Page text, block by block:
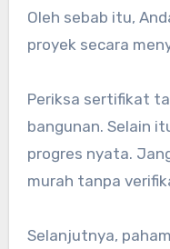
Oleh sebab itu,
proyek secara
Periksa sertifikat
bangunan. Selain
progres nyata.
murah tanpa
Selanjutnya,